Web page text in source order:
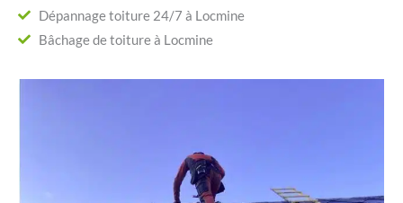
Dépannage toiture 24/7 à Locmine
Bâchage de toiture à Locmine